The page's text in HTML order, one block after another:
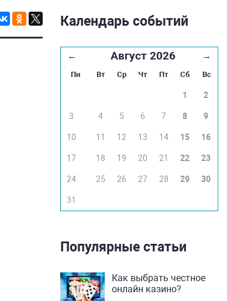
Календарь событий
← Август 2026 →
Пн Вт Ср Чт Пт Сб Вс
1 2
3 4 5 6 7 8 9
10 11 12 13 14 15 16
17 18 19 20 21 22 23
24 25 26 27 28 29 30
31
Популярные статьи
Как выбрать честное
онлайн казино?